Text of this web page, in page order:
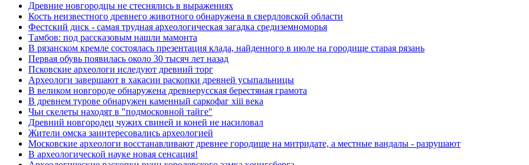
Древние новгородцы не стеснялись в выражениях
Кость неизвестного древнего животного обнаружена в свердловской области
Фестский диск - самая трудная археологическая загадка средиземноморья
Тамбов: под рассказовым нашли мамонта
В рязанском кремле состоялась презентация клада, найденного в июле на городище старая рязань
Первая обувь появилась около 30 тысяч лет назад
Псковские археологи иследуют древний торг
Археологи завершают в хакасии раскопки древней усыпальницы
В великом новгороде обнаружена древнерусская берестяная грамота
В древнем турове обнаружен каменный саркофаг xiii века
Чьи скелеты находят в "подмосковной тайге"
Древний новгородец чужих свиней и коней не насиловал
Жители омска заинтересовались археологией
Московские археологи восстанавливают древнее городище на митридате, а местные вандалы - разрушают
В археологической науке новая сенсация!